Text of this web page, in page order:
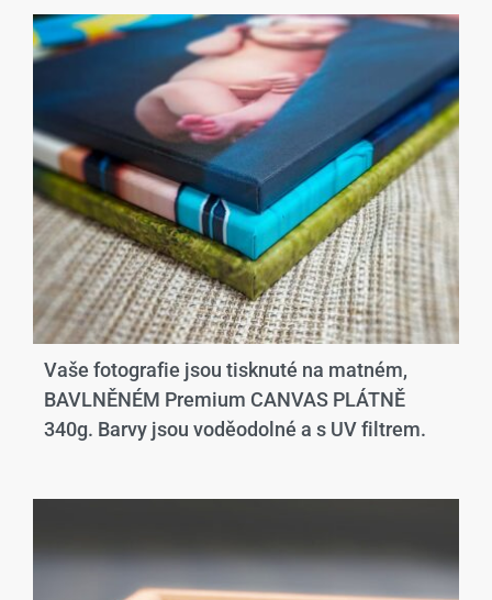
Vaše fotografie jsou tisknuté na matném,
BAVLNĚNÉM Premium CANVAS PLÁTNĚ
340g. Barvy jsou voděodolné a s UV filtrem.